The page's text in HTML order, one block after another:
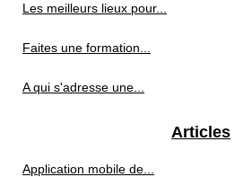
Les meilleurs lieux pour...
Faites une formation...
A qui s'adresse une...
Articles
Application mobile de...